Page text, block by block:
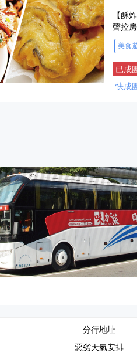
【酥
聲控房
美食
已成
快成
分行地址
惡劣天氣安排